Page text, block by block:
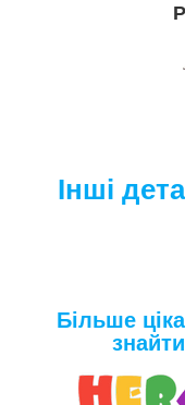
Інші
Більше